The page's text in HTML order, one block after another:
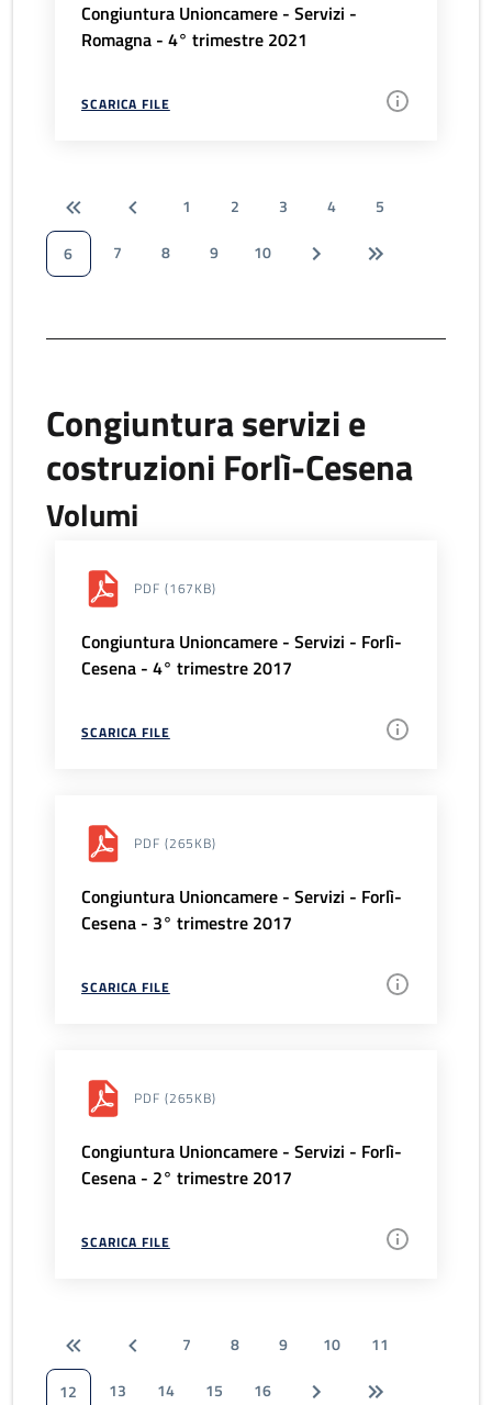
Congiuntura Unioncamere - Servizi -
Romagna - 4° trimestre 2021
SCARICA FILE
1 2 3 4
5
6
7 8 9 10
Congiuntura servizi e
costruzioni Forlì-Cesena
Volumi
PDF (167KB)
Congiuntura Unioncamere - Servizi - Forlì-
Cesena - 4° trimestre 2017
SCARICA FILE
PDF (265KB)
Congiuntura Unioncamere - Servizi - Forlì-
Cesena - 3° trimestre 2017
SCARICA FILE
PDF (265KB)
Congiuntura Unioncamere - Servizi - Forlì-
Cesena - 2° trimestre 2017
SCARICA FILE
7 8 9 10
11
12
13 14 15 16